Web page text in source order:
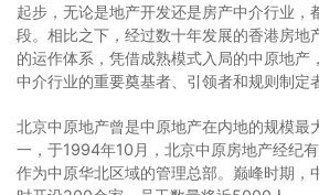
起步，无论是地产开发还是房产中介行业，
段。相比之下，经过数十年发展的香港房地
的运作体系，凭借成熟模式入局的中原地产
中介行业的重要奠基者、引领者和规则制定
北京中原地产曾是中原地产在内地的规模最
一，于1994年10月，北京中原房地产经纪
作为中原华北区域的管理总部。巅峰时期，